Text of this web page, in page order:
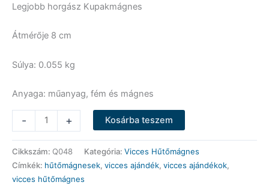
Legjobb horgász Kupakmágnes
Átmérője 8 cm
Súlya: 0.055 kg
Anyaga: műanyag, fém és mágnes
-
Hűtőmágnes
-
Legjobb
horgász
Kupakmágnes
+ Kosárba teszem
Cikkszám: Q048 Kategória: Vicces Hűtőmágnes
Címkék: hűtőmágnesek, vicces ajándék, vicces ajándékok,
vicces hűtőmágnes